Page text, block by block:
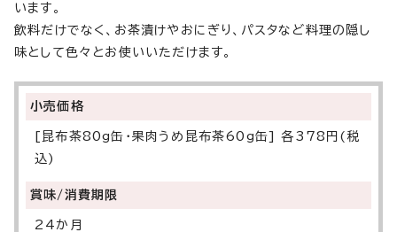
います。
飲料だけでなく、お茶漬けやおにぎり、パスタなど料理の隠し
味として色々とお使いいただけます。
小売価格
[昆布茶80g缶・果肉うめ昆布茶60g缶] 各378円(税
込)
賞味/消費期限
24か月